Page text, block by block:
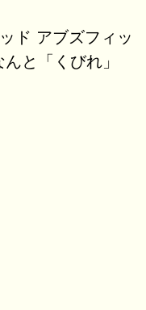
ド アブズフィッ
と「くびれ」